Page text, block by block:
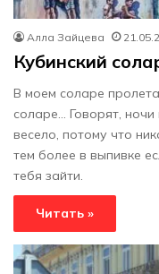
Алла Зайцева
Кубинский
В моем соларе
соларe… Говорят,
весело, потому что
тем более в выпивке
тебя зайти.
Читать »